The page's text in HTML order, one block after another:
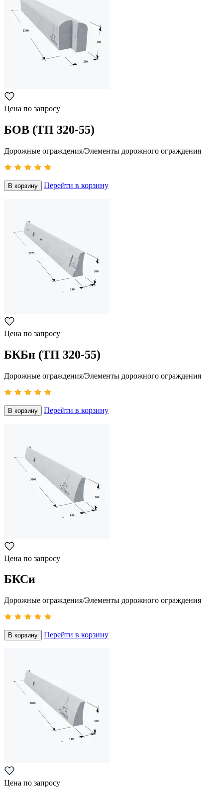
Цена по запросу
БОВ (ТП 320-55)
Дорожные ограждения/Элементы дорожного ограждения
В корзину Перейти в корзину
Цена по запросу
БКБн (ТП 320-55)
Дорожные ограждения/Элементы дорожного ограждения
В корзину Перейти в корзину
Цена по запросу
БКСи
Дорожные ограждения/Элементы дорожного ограждения
В корзину Перейти в корзину
Цена по запросу